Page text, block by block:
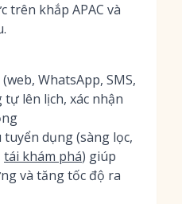
trên khắp APAC và
WhatsApp, SMS,
lên lịch, xác nhận
dụng (sàng lọc,
tái khám phá) giúp
và tăng tốc độ ra